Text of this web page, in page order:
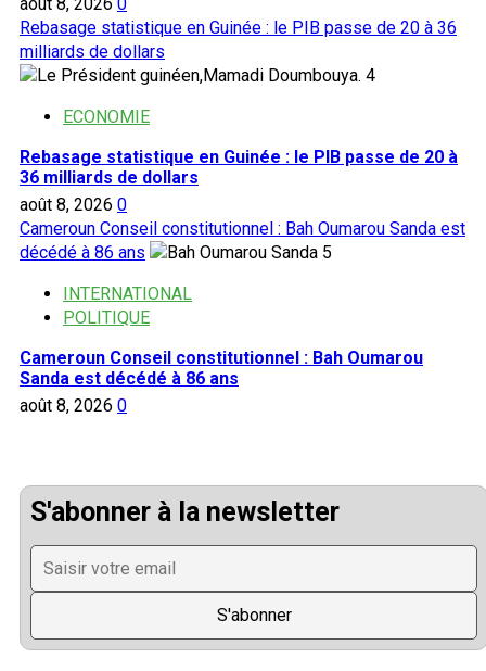
Rebasage statistique en Guinée : le PIB passe de 20 à 36
milliards de dollars
4
ECONOMIE
Rebasage statistique en Guinée : le PIB passe de 20 à
36 milliards de dollars
août 8, 2026 0
Cameroun Conseil constitutionnel : Bah Oumarou Sanda est
décédé à 86 ans
5
INTERNATIONAL
POLITIQUE
Cameroun Conseil constitutionnel : Bah Oumarou
Sanda est décédé à 86 ans
août 8, 2026 0
S'abonner à la newsletter